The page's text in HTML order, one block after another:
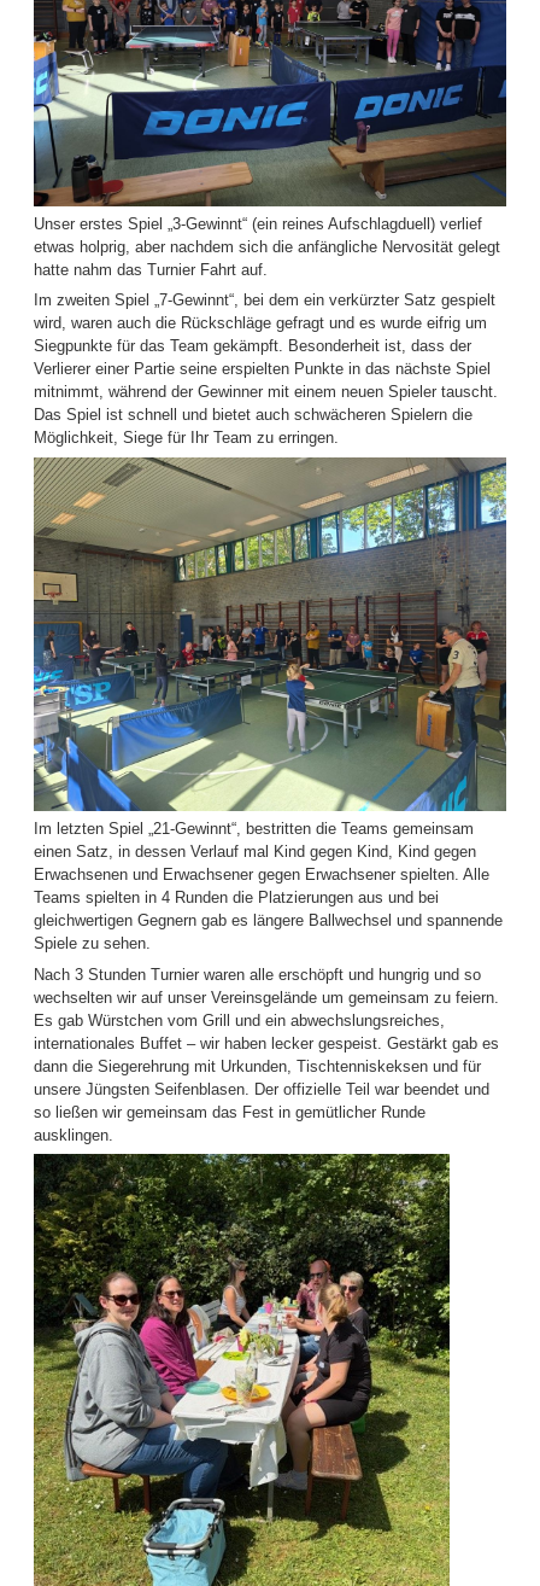
Unser erstes Spiel „3-Gewinnt“ (ein reines Aufschlagduell) verlief
etwas holprig, aber nachdem sich die anfängliche Nervosität gelegt
hatte nahm das Turnier Fahrt auf.
Im zweiten Spiel „7-Gewinnt“, bei dem ein verkürzter Satz gespielt
wird, waren auch die Rückschläge gefragt und es wurde eifrig um
Siegpunkte für das Team gekämpft. Besonderheit ist, dass der
Verlierer einer Partie seine erspielten Punkte in das nächste Spiel
mitnimmt, während der Gewinner mit einem neuen Spieler tauscht.
Das Spiel ist schnell und bietet auch schwächeren Spielern die
Möglichkeit, Siege für Ihr Team zu erringen.
Im letzten Spiel „21-Gewinnt“, bestritten die Teams gemeinsam
einen Satz, in dessen Verlauf mal Kind gegen Kind, Kind gegen
Erwachsenen und Erwachsener gegen Erwachsener spielten. Alle
Teams spielten in 4 Runden die Platzierungen aus und bei
gleichwertigen Gegnern gab es längere Ballwechsel und spannende
Spiele zu sehen.
Nach 3 Stunden Turnier waren alle erschöpft und hungrig und so
wechselten wir auf unser Vereinsgelände um gemeinsam zu feiern.
Es gab Würstchen vom Grill und ein abwechslungsreiches,
internationales Buffet – wir haben lecker gespeist. Gestärkt gab es
dann die Siegerehrung mit Urkunden, Tischtenniskeksen und für
unsere Jüngsten Seifenblasen. Der offizielle Teil war beendet und
so ließen wir gemeinsam das Fest in gemütlicher Runde
ausklingen.